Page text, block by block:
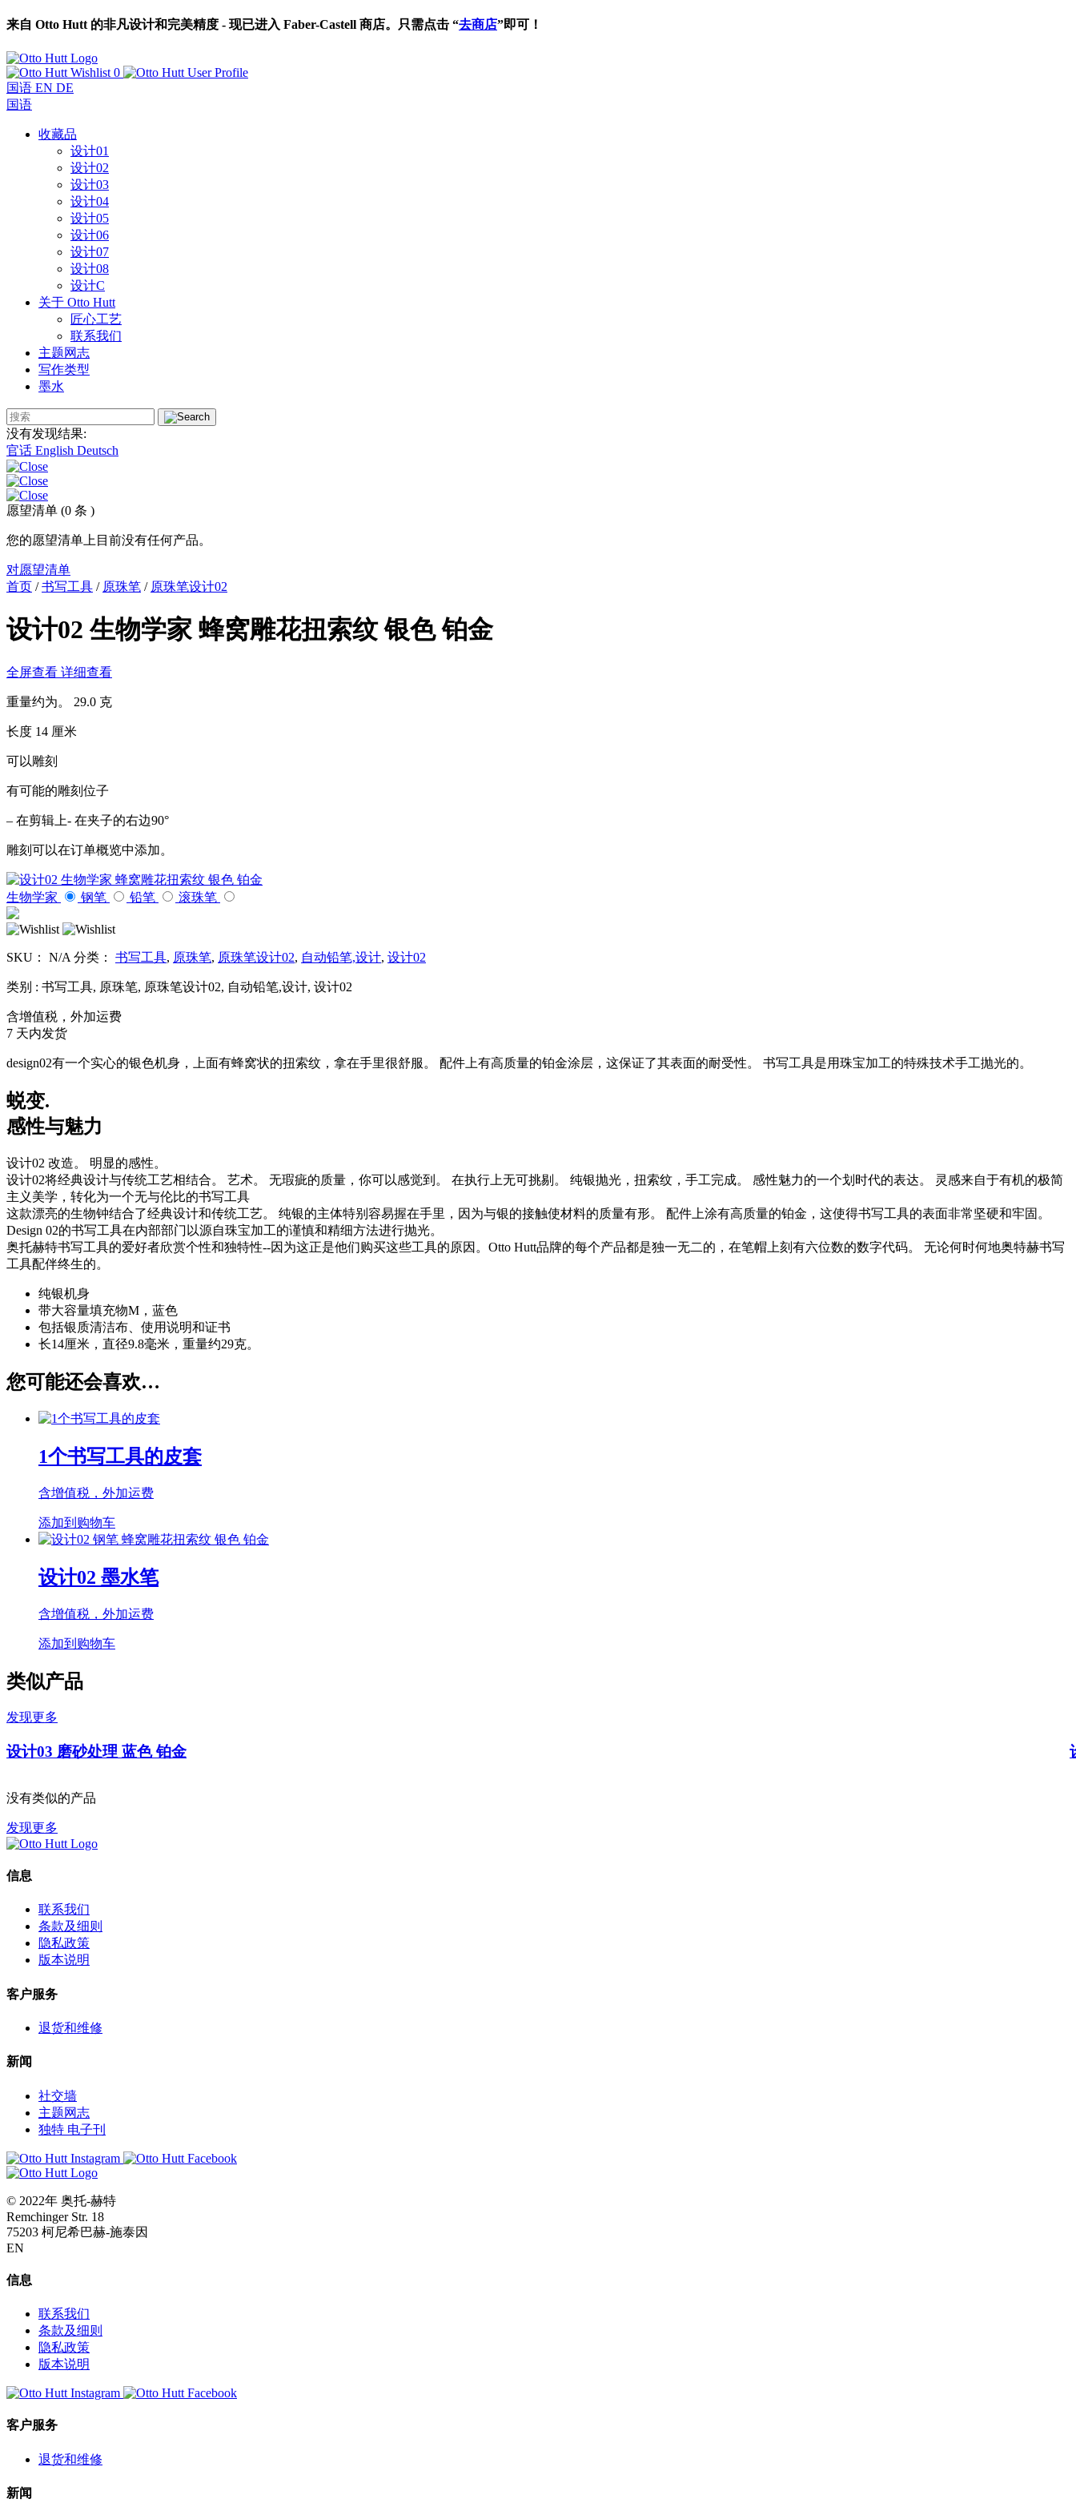
来自 Otto Hutt 的非凡设计和完美精度 - 现已进入 Faber-Castell 商店。只需点击 “去商店”即可！
0
国语 EN DE
国语
收藏品
设计01
设计02
设计03
设计04
设计05
设计06
设计07
设计08
设计C
关于 Otto Hutt
匠心工艺
联系我们
主题网志
写作类型
墨水
没有发现结果:
官话 English Deutsch
愿望清单 (0 条 )
您的愿望清单上目前没有任何产品。
对愿望清单
首页 /书写工具 / 原珠笔 / 原珠笔设计02
设计02 生物学家 蜂窝雕花扭索纹 银色 铂金
全屏查看 详细查看
重量约为。 29.0 克
长度 14 厘米
可以雕刻
有可能的雕刻位子
– 在剪辑上- 在夹子的右边90°
雕刻可以在订单概览中添加。
生物学家 钢笔 铅笔 滚珠笔
SKU： N/A 分类： 书写工具, 原珠笔, 原珠笔设计02, 自动铅笔,设计, 设计02
类别 : 书写工具, 原珠笔, 原珠笔设计02, 自动铅笔,设计, 设计02
含增值税，外加运费
7 天内发货
design02有一个实心的银色机身，上面有蜂窝状的扭索纹，拿在手里很舒服。 配件上有高质量的铂金涂层，这保证了其表面的耐受性。 书写工具是用珠宝加工的特殊技术手工抛光的。
蜕变.
感性与魅力
设计02 改造。 明显的感性。
设计02将经典设计与传统工艺相结合。 艺术。 无瑕疵的质量，你可以感觉到。 在执行上无可挑剔。 纯银抛光，扭索纹，手工完成。 感性魅力的一个划时代的表达。 灵感来自于有机的极简
主义美学，转化为一个无与伦比的书写工具
这款漂亮的生物钟结合了经典设计和传统工艺。 纯银的主体特别容易握在手里，因为与银的接触使材料的质量有形。 配件上涂有高质量的铂金，这使得书写工具的表面非常坚硬和牢固。
Design 02的书写工具在内部部门以源自珠宝加工的谨慎和精细方法进行抛光。
奥托赫特书写工具的爱好者欣赏个性和独特性--因为这正是他们购买这些工具的原因。Otto Hutt品牌的每个产品都是独一无二的，在笔帽上刻有六位数的数字代码。 无论何时何地奥特赫书写
工具配伴终生的。
纯银机身
带大容量填充物M，蓝色
包括银质清洁布、使用说明和证书
长14厘米，直径9.8毫米，重量约29克。
您可能还会喜欢…
1个书写工具的皮套
含增值税，外加运费
添加到购物车
设计02 墨水笔
含增值税，外加运费
添加到购物车
类似产品
发现更多
设计03 磨砂处理 蓝色 铂金
没有类似的产品
发现更多
信息
联系我们
条款及细则
隐私政策
版本说明
客户服务
退货和维修
新闻
社交墙
主题网志
独特 电子刊
© 2022年 奥托-赫特
Remchinger Str. 18
75203 柯尼希巴赫-施泰因
EN
信息
联系我们
条款及细则
隐私政策
版本说明
客户服务
退货和维修
新闻